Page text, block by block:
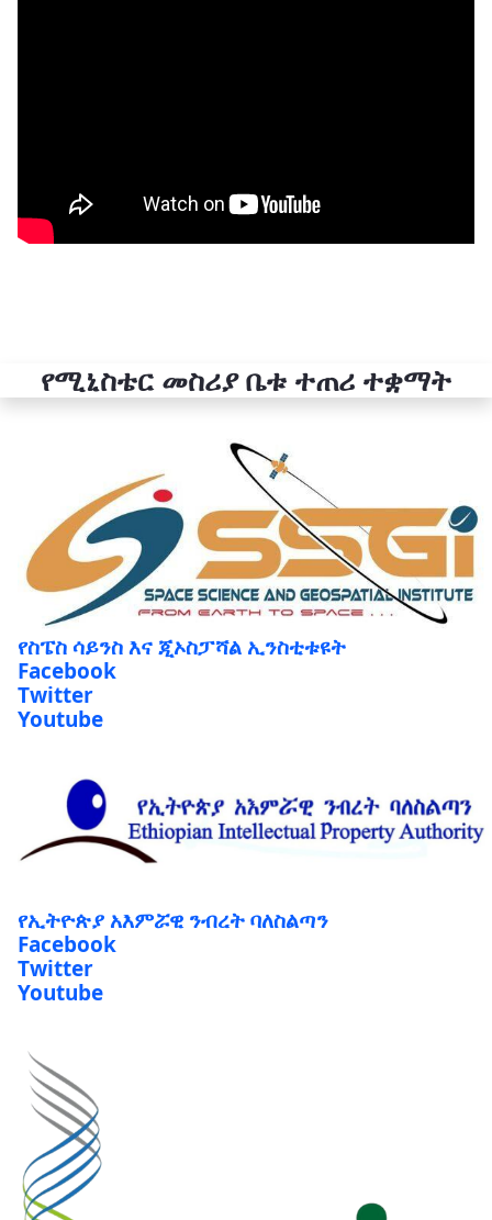
የሚኒስቴር መስሪያ ቤቱ ተጠሪ ተቋማት
የስፔስ ሳይንስ እና ጂኦስፓሻል ኢንስቲቱዩት
Facebook
Twitter
Youtube
የኢትዮጵያ አእምሯዊ ንብረት ባለስልጣን
Facebook
Twitter
Youtube